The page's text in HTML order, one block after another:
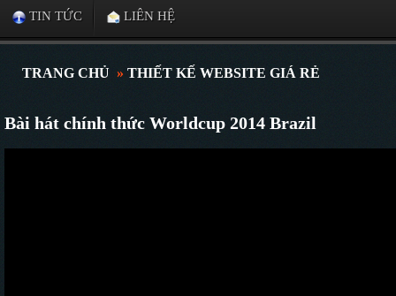
TIN TỨC LIÊN HỆ
TRANG CHỦ » THIẾT KẾ WEBSITE GIÁ RẺ
Bài hát chính thức Worldcup 2014 Brazil